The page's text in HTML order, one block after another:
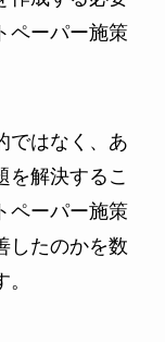
ペーパー施策
ではなく、あ
を解決するこ
ペーパー施策
したのかを数